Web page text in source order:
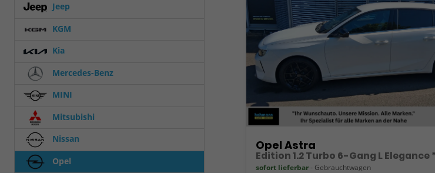
Opel Astra
sofort lieferbar Gebrauchtwagen
Jeep
KGM
Kia
Mercedes-Benz
MINI
Mitsubishi
Nissan
Opel